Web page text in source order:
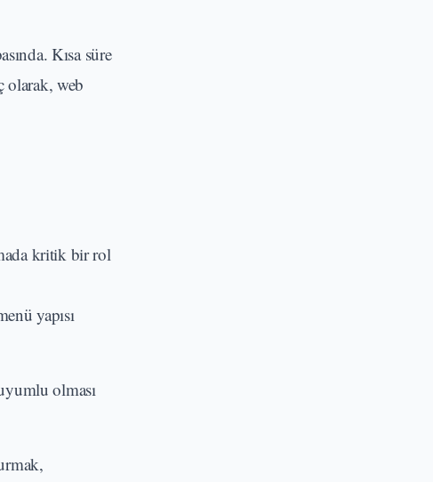
Kısa süre
olarak, web
kritik bir rol
yapısı
olması